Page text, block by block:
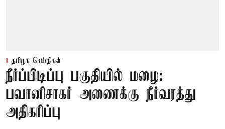
தமிழக செய்திகள்
நீர்ப்பிடிப்பு பகுதியில் மழை:
பவானிசாகர் அணைக்கு நீர்வரத்து
அதிகரிப்பு